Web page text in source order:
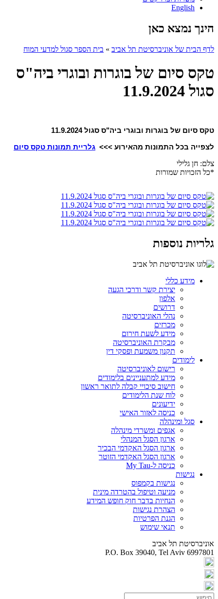
English
הינך נמצא כאן
לדף הבית של אוניברסיטת תל אביב » בית הספר סגול למדעי המוח
טקס סיום של בוגרות ובוגרי ביה"ס
סגול 11.9.2024
טקס סיום של בוגרות ובוגרי ביה"ס סגול 11.9.2024
לצפייה בכל התמונות מהאירוע >>> גלריית תמונות טקס סיום
צלם: חן גלילי
*כל הזכויות שמורות
גלריות נוספות
מידע כללי
יצירת קשר ודרכי הגעה
אלפון
דרושים
נהלי האוניברסיטה
מכרזים
מידע לשעת חירום
מבקרת האוניברסיטה
תקנון משמעת ופסקי דין
לימודים
רישום לאוניברסיטה
מידע למתעניינים בלימודים
חישוב סיכויי קבלה לתואר ראשון
לוח שנת הלימודים
ידיעונים
כניסה לאזור האישי
סגל ומינהלה
אגפים ומשרדי מינהלה
ארגון הסגל המנהלי
ארגון הסגל האקדמי הבכיר
ארגון הסגל האקדמי הזוטר
כניסה ל-My Tau
נגישות
נגישות בקמפוס
מניעה וטיפול בהטרדה מינית
הנחיות בדבר חוק חופש המידע
הצהרת נגישות
הגנת הפרטיות
תנאי שימוש
אוניברסיטת תל אביב
P.O. Box 39040, Tel Aviv 6997801